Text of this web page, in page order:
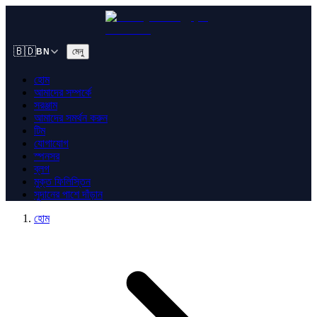
🇧🇩BN মেনু
হোম
আমাদের সম্পর্কে
সরঞ্জাম
আমাদের সমর্থন করুন
টিম
যোগাযোগ
স্পনসর
ব্লগ
মুক্ত ফিলিস্তিন
সুদানের পাশে দাঁড়ান
হোম